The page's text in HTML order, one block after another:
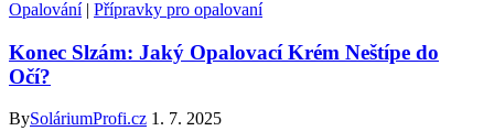
Opalování| Přípravky pro opalovaní
Konec Slzám: Jaký Opalovací Krém Neštípe do
Očí?
BySoláriumProfi.cz 1. 7. 2025